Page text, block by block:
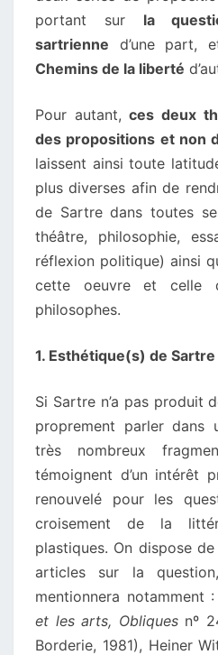
portant sur la
sartrienne d’une part,
Chemins de la liberté
Pour autant,ces deux
des propositions et non
laissent ainsi toute
plus diverses afin de
de Sartre dans toutes
théâtre, philosophie,
réflexion politique) ainsi
cette oeuvre et celle
philosophes.
1. Esthétique(s) de Sartre
Si Sartre n’a pas produit
proprement parler dans
très nombreux
témoignent d’un intérêt
renouvelé pour les
croisement de la
plastiques. On dispose
articles sur la
mentionnera notamment
et les arts, Obliquesnº
Borderie, 1981), Heiner